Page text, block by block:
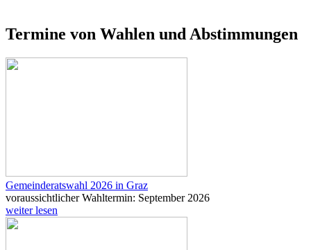
Termine von Wahlen und Abstimmungen
Gemeinderatswahl 2026 in Graz
voraussichtlicher Wahltermin: September 2026
weiter lesen